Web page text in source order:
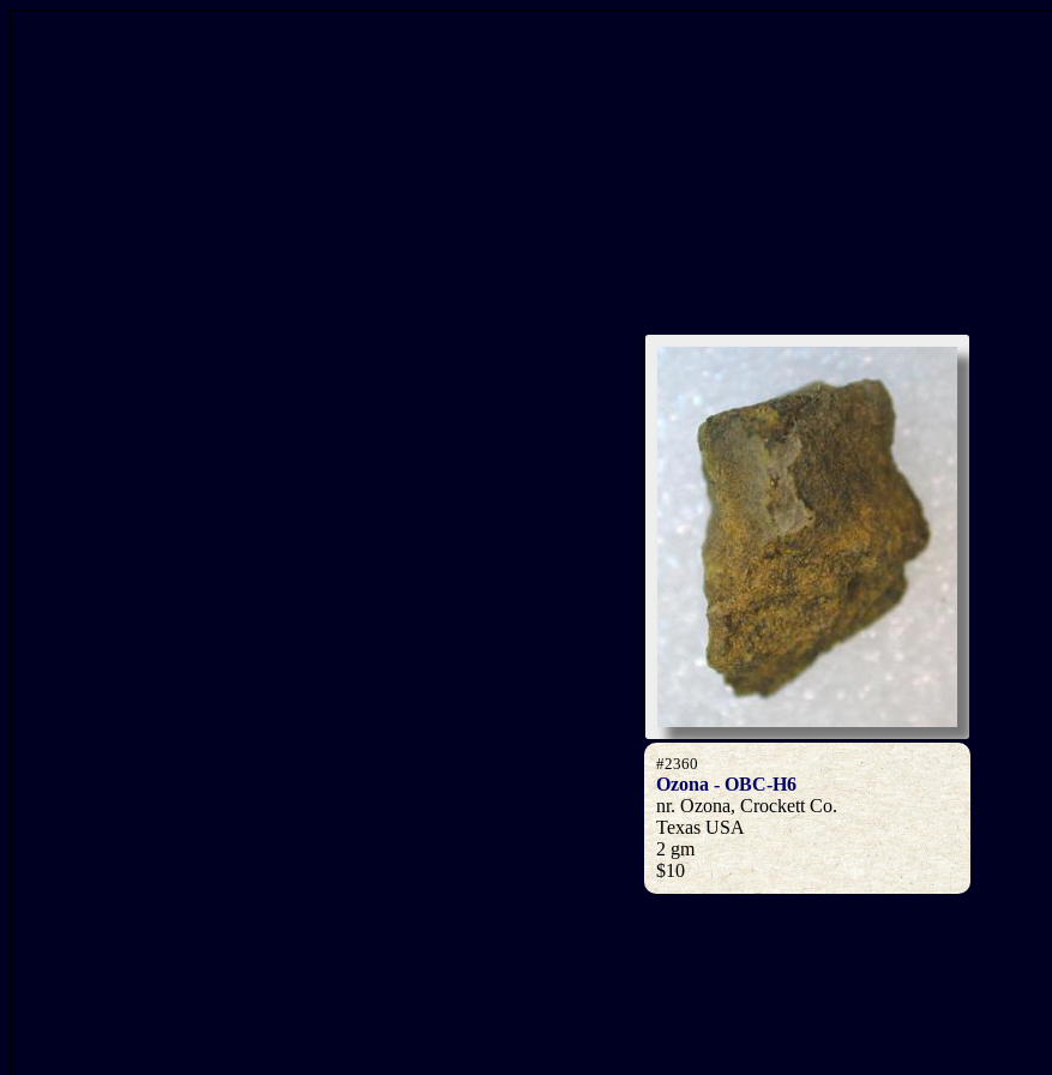
#2360
Ozona - OBC-H6
nr. Ozona, Crockett Co.
Texas USA
2 gm
$10